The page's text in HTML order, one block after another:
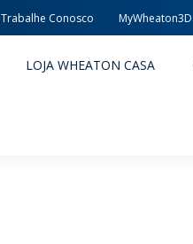
Trabalhe Conosco MyWheaton3D
LOJA WHEATON CASA